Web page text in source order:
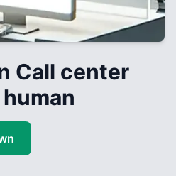
Call center